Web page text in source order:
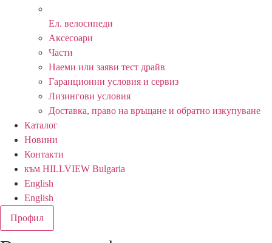
Ел. велосипеди
Аксесоари
Части
Наеми или заяви тест драйв
Гаранционни условия и сервиз
Лизингови условия
Доставка, право на връщане и обратно изкупуване
Каталог
Новини
Контакти
към HILLVIEW Bulgaria
English
English
Профил